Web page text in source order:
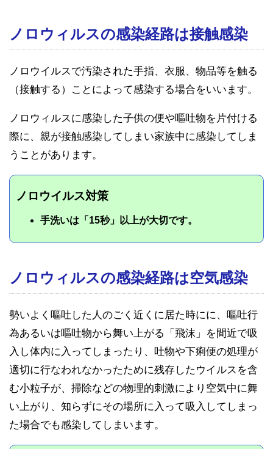
ノロウィルスの感染経路は接触感染
ノロウイルスで汚染された手指、衣服、物品等を触る
（接触する）ことによって感染する場合をいいます。
ノロウィルスに感染した子供の便や嘔吐物を片付ける
際に、親が接触感染してしまい家族中に感染してしま
うことがあります。
ノロウイルス対策
手洗いは「15秒」以上が大切です。
ノロウィルスの感染経路は空気感染
勢いよく嘔吐した人のごく近くに居た時にに、嘔吐行
為あるいは嘔吐物から舞い上がる「飛沫」を間近で吸
入し体内に入ってしまったり、吐物や下痢便の処理が
適切に行なわれなかったために残存したウイルスを含
む小粒子が、掃除などの物理的刺激により空気中に舞
い上がり、知らずにその場所に入って吸入してしまっ
た場合でも感染してしまいます。